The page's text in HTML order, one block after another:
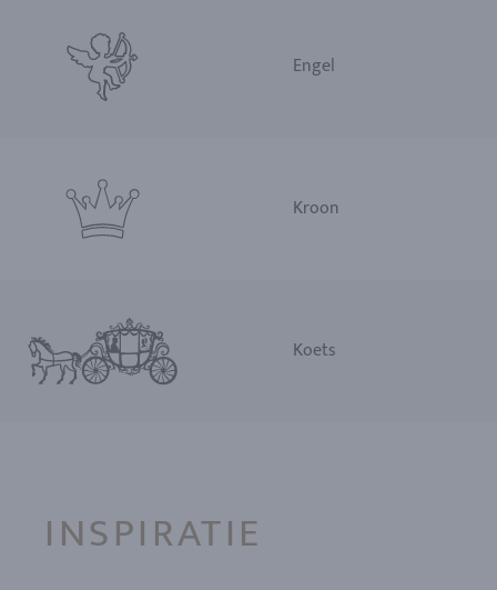
Engel
Kroon
Koets
INSPIRATIE